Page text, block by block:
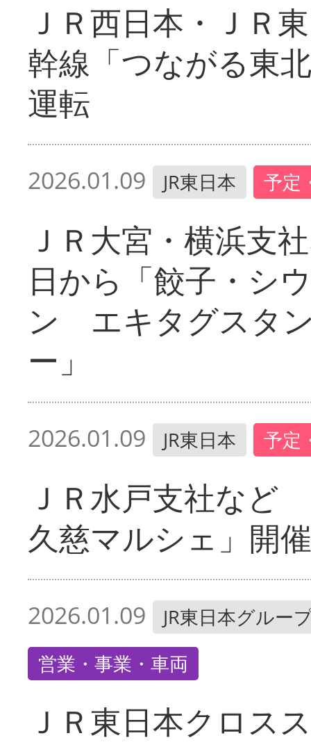
ＪＲ西日本・ＪＲ
幹線「つながる東
運転
2026.01.09 JR東日本 予定
ＪＲ大宮・横浜支
日から「餃子・シ
ン エキタグスタ
ー」
2026.01.09 JR東日本 予定
ＪＲ水戸支社など
久慈マルシェ」開催
2026.01.09
JR東日本グルー
営業・事業・車両
ＪＲ東日本クロス